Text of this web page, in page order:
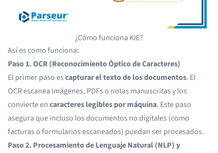
¿Cómo funciona KIE?
Así es como funciona:
Paso 1. OCR (Reconocimiento Óptico de Caracteres)
El primer paso escapturar el texto de los documentos. El
OCR escanea imágenes, PDFs o notas manuscritas y los
convierte encaracteres legibles por máquina. Este paso
asegura que incluso los documentos no digitales (como
facturas o formularios escaneados) puedan ser procesados.
Paso 2. Procesamiento de Lenguaje Natural (NLP) y